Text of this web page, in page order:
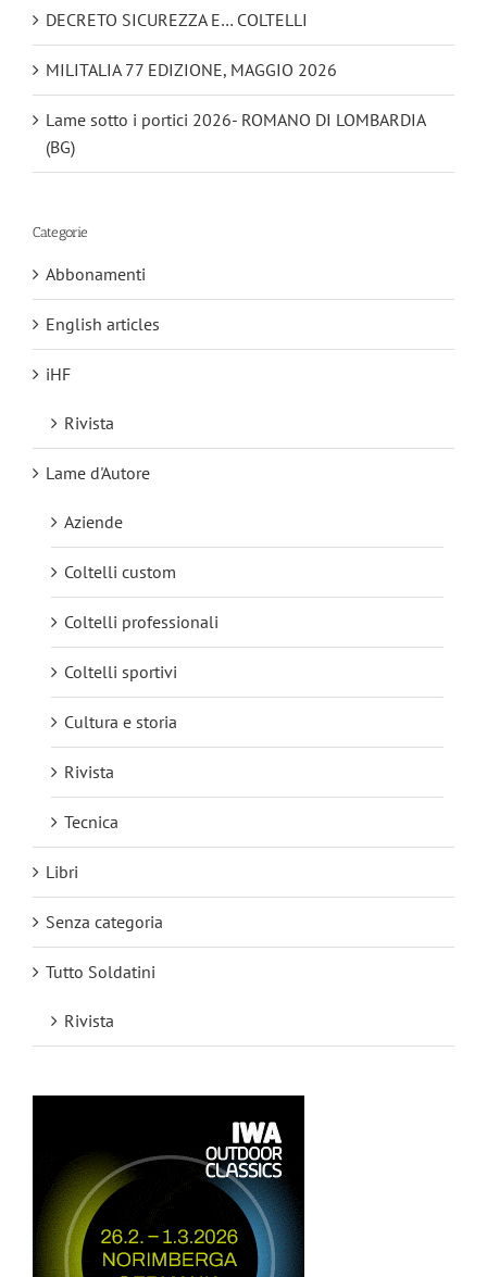
DECRETO SICUREZZA E… COLTELLI
MILITALIA 77 EDIZIONE, MAGGIO 2026
Lame sotto i portici 2026- ROMANO DI LOMBARDIA
(BG)
Categorie
Abbonamenti
English articles
iHF
Rivista
Lame d'Autore
Aziende
Coltelli custom
Coltelli professionali
Coltelli sportivi
Cultura e storia
Rivista
Tecnica
Libri
Senza categoria
Tutto Soldatini
Rivista